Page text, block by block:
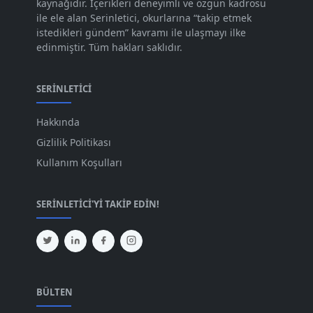
[73]
Ağu 2023 [74]
Tem 2023 [76]
Haz 2023
May 2023
Nis 2023
Mar 2023
Oca 2023 [87]
Ara 2022 [82]
Eki 2022
[72]
kaynağıdır. İçerikleri deneyimli ve özgün kadrosu
ile ele alan Serinletici, okurlarına “takip etmek
istedikleri gündem” kavramı ile ulaşmayı ilke
edinmiştir. Tüm hakları saklıdır.
SERINLETICI
Hakkında
Gizlilik Politikası
Kullanım Koşulları
SERINLETICI'YI TAKIP EDIN!
BÜLTEN